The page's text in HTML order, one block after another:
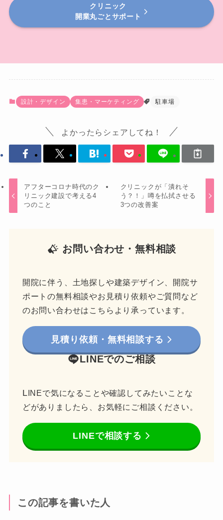
クリニック
開業丸ごとサポート
設計・デザイン 集患・マーケティング 駐車場
よかったらシェアしてね！
アフターコロナ時代のク
リニック建設で考える4
つのこと
クリニックが「潰れそ
う？！」噂を払拭させる
3つの改善案
お問い合わせ・無料相談
開院に伴う、土地探しや建築デザイン、開院サ
ポートの無料相談やお見積り依頼やご質問など
のお問い合わせはこちらより承っています。
見積り依頼・無料相談する
LINEでのご相談
LINEで気になることや確認してみたいことな
どがありましたら、お気軽にご相談ください。
LINEで相談する
この記事を書いた人